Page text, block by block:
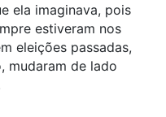
ela imaginava, pois
estiveram nos
eleições passadas,
mudaram de lado